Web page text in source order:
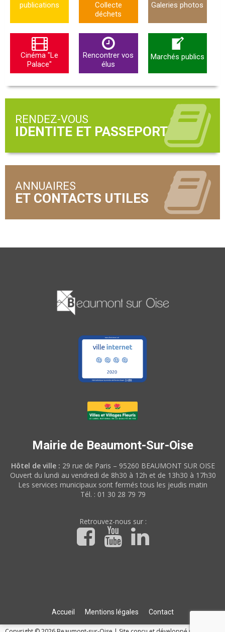
publications
Collecte
déchets
Galeries photos
Cinéma "Le
Palace"
Rencontrer vos
élus
Marchés publics
RENDEZ-VOUS
ANNUAIRES
Mairie de Beaumont-Sur-Oise
Hôtel de ville : 29 rue de Paris – 95260 BEAUMONT SUR OISE
Ouvert du lundi au vendredi de 8h30 à 12h et de 13h30 à 17h30
Les services municipaux sont fermés tous les jeudis matin
Tél. : 01 30 28 79 79
Retrouvez-nous sur :
Accueil Mentions légales Contact